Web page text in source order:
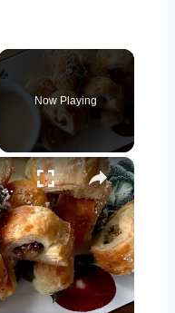
Now Playing
×
Parmesan Pastry-Wrapped Brussels Sprouts Recipe